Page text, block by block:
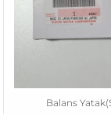
Balans